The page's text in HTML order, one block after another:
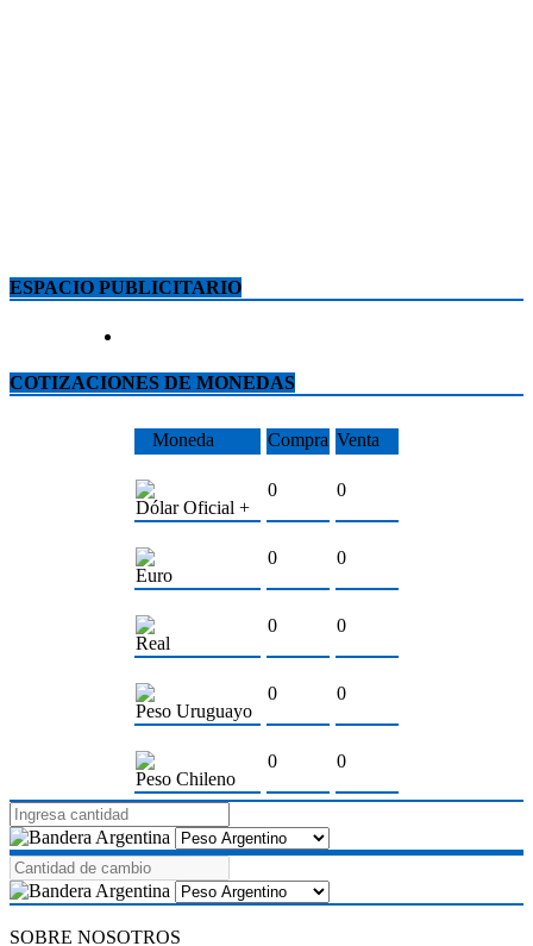
ESPACIO PUBLICITARIO
COTIZACIONES DE MONEDAS
Moneda Compra Venta
Dólar Oficial +
0 0
Euro
0 0
Real
0 0
Peso Uruguayo
0 0
Peso Chileno
0 0
SOBRE NOSOTROS